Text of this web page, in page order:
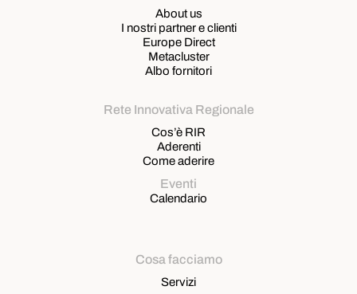
About us
I nostri partner e clienti
Europe Direct
Metacluster
Albo fornitori
Rete Innovativa Regionale
Cos’è RIR
Aderenti
Come aderire
Eventi
Calendario
Cosa facciamo
Servizi